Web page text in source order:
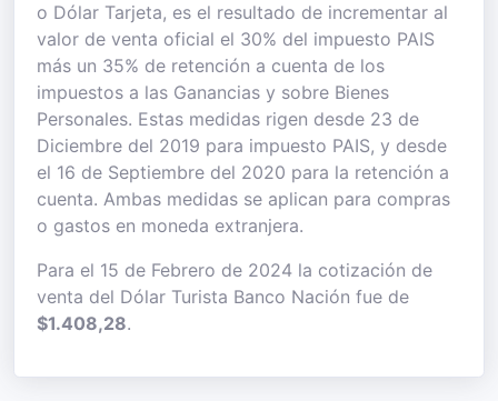
o Dólar Tarjeta, es el resultado de incrementar al
valor de venta oficial el 30% del impuesto PAIS
más un 35% de retención a cuenta de los
impuestos a las Ganancias y sobre Bienes
Personales. Estas medidas rigen desde 23 de
Diciembre del 2019 para impuesto PAIS, y desde
el 16 de Septiembre del 2020 para la retención a
cuenta. Ambas medidas se aplican para compras
o gastos en moneda extranjera.
Para el 15 de Febrero de 2024 la cotización de
venta del Dólar Turista Banco Nación fue de
$1.408,28.